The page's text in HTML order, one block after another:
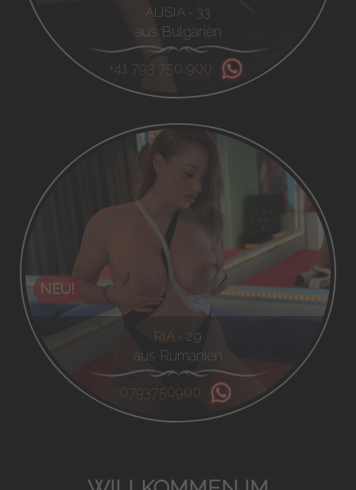
ALISIA - 33
aus Bulgarien
+41 793 750 900
NEU!
RIA - 29
aus Rumänien
0793750900